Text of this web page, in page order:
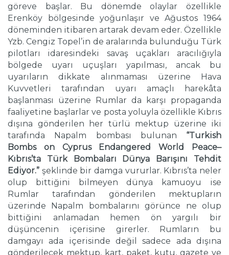
göreve başlar. Bu dönemde olaylar özellikle
Erenköy bölgesinde yoğunlaşır ve Ağustos 1964
döneminden itibaren artarak devam eder. Özellikle
Yzb. Cengiz Topel’in de aralarında bulunduğu Türk
pilotları idaresindeki savaş uçakları aracılığıyla
bölgede uyarı uçuşları yapılması, ancak bu
uyarıların dikkate alınmaması üzerine Hava
Kuvvetleri tarafından uyarı amaçlı harekâta
başlanması üzerine Rumlar da karşı propaganda
faaliyetine başlarlar ve posta yoluyla özellikle Kıbrıs
dışına gönderilen her türlü mektup üzerine iki
tarafında Napalm bombası bulunan “Turkish
Bombs on Cyprus Endangered World Peace–
Kıbrıs’ta Türk Bombaları Dünya Barışını Tehdit
Ediyor.” şeklinde bir damga vururlar. Kıbrıs’ta neler
olup bittiğini bilmeyen dünya kamuoyu ise
Rumlar tarafından gönderilen mektupların
üzerinde Napalm bombalarını görünce ne olup
bittiğini anlamadan hemen ön yargılı bir
düşüncenin içerisine girerler. Rumların bu
damgayı ada içerisinde değil sadece ada dışına
gönderilecek mektup, kart, paket, kutu, gazete ve